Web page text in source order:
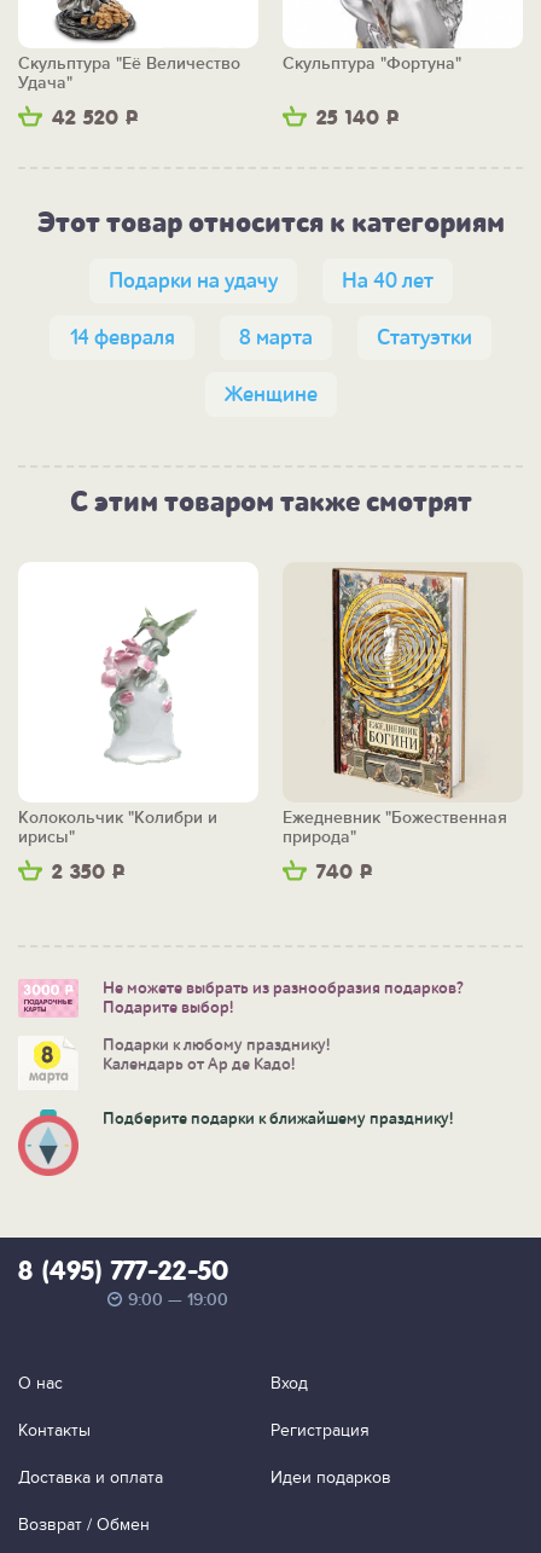
42 520 Р
Скульптура "Её Величество
Удача"
25 140 Р
Скульптура "Фортуна"
Этот товар относится к категориям
Подарки на удачу На 40 лет
14 февраля 8 марта Статуэтки
Женщине
С этим товаром также смотрят
2 350 Р
Колокольчик "Колибри и
ирисы"
740 Р
Ежедневник "Божественная
природа"
Не можете выбрать из разнообразия подарков?
Подарите выбор!
Подарки к любому празднику!
Календарь от Ар де Кадо!
Подберите подарки к ближайшему празднику!
8 (495) 777-22-50
9:00 — 19:00
О нас
Контакты
Доставка и оплата
Возврат / Обмен
Вход
Регистрация
Идеи подарков